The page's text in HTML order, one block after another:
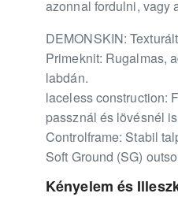
azonnal fordulni, vagy
DEMONSKIN:
Primeknit: Rugalmas,
labdán.
laceless construction:
passznál és lövésnél
Controlframe: Stabil
Soft Ground (SG)
Kényelem és